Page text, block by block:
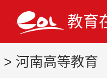
教育
> 河南高等教育